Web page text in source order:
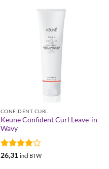
CONFIDENT CURL
Keune Confident Curl Leave-in
Wavy
Gewaardeerd
26,31 incl BTW